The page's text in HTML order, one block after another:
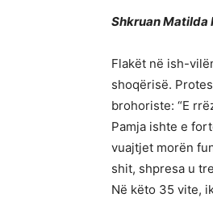
Shkruan Matilda
Flakët në ish-
shoqërisë.
brohoriste: “E
Pamja ishte e
vuajtjet morën
shit, shpresa u
Në këto 35 vite,